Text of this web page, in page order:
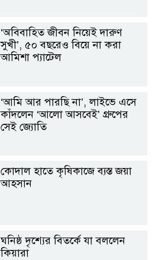
‘অবিবাহিত জীবন নিয়েই দারুণ
সুখী’, ৫০ বছরেও বিয়ে না করা
আমিশা প্যাটেল
‘আমি আর পারছি না’, লাইভে এসে
কাঁদলেন ‘আলো আসবেই’ গ্রুপের
সেই জ্যোতি
কোদাল হাতে কৃষিকাজে ব্যস্ত জয়া
আহসান
ঘনিষ্ঠ দৃশ্যের বিতর্কে যা বললেন
কিয়ারা